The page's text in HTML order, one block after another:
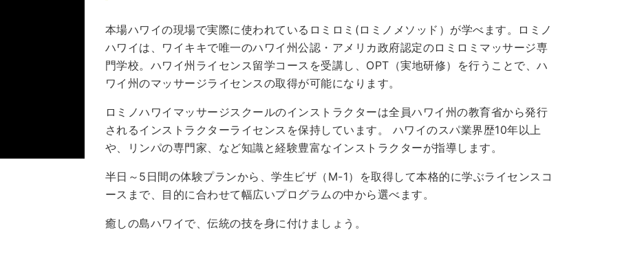
本場ハワイの現場で実際に使われているロミロミ(ロミノメソッド）が学べます。ロミノ
ハワイは、ワイキキで唯一のハワイ州公認・アメリカ政府認定のロミロミマッサージ専
門学校。ハワイ州ライセンス留学コースを受講し、OPT（実地研修）を行うことで、ハ
ワイ州のマッサージライセンスの取得が可能になります。
ロミノハワイマッサージスクールのインストラクターは全員ハワイ州の教育省から発行
されるインストラクターライセンスを保持しています。 ハワイのスパ業界歴10年以上
や、リンパの専門家、など知識と経験豊富なインストラクターが指導します。
半日～5日間の体験プランから、学生ビザ（M-1）を取得して本格的に学ぶライセンスコ
ースまで、目的に合わせて幅広いプログラムの中から選べます。
癒しの島ハワイで、伝統の技を身に付けましょう。